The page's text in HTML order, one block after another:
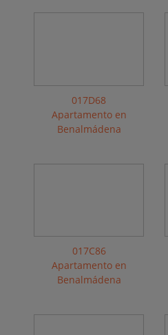
017D68
Apartamento en
Benalmádena
017C86
Apartamento en
Benalmádena